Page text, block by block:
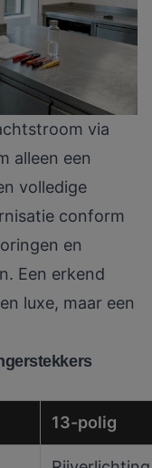
via
alleen een
volledige
conform
en
Een erkend
luxe, maar een
13-polig